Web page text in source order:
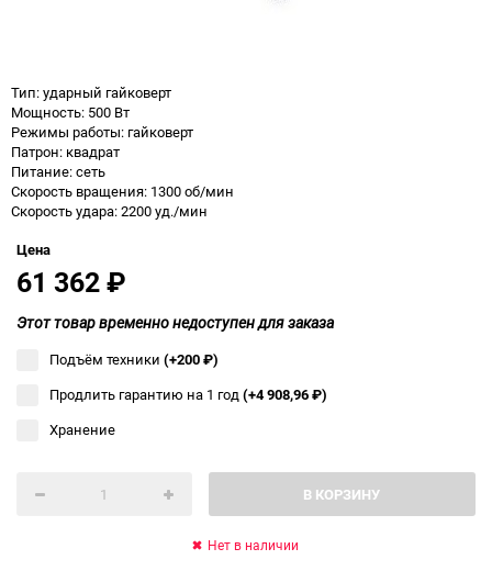
Тип: ударный гайковерт
Мощность: 500 Вт
Режимы работы: гайковерт
Патрон: квадрат
Питание: сеть
Скорость вращения: 1300 об/мин
Скорость удара: 2200 уд./мин
Цена
61 362₽
Этот товар временно недоступен для заказа
Подъём техники (+200₽)
Продлить гарантию на 1 год(+4 908,96₽)
Хранение
В КОРЗИНУ
Нет в наличии